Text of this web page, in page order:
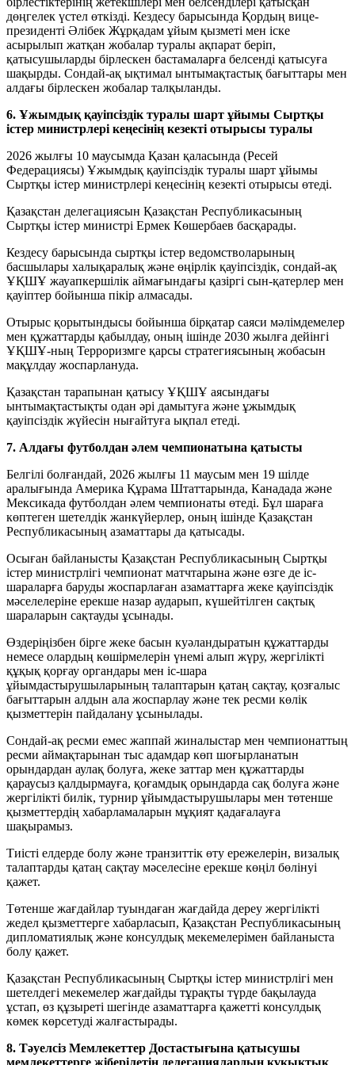
дөңгелек үстел өткізді. Кездесу барысында Қордың вице-
президенті Әлібек Жұрқадам ұйым қызметі мен іске
асырылып жатқан жобалар туралы ақпарат беріп,
қатысушыларды бірлескен бастамаларға белсенді қатысуға
шақырды. Сондай-ақ ықтимал ынтымақтастық бағыттары мен
алдағы бірлескен жобалар талқыланды.
6. Ұжымдық қауіпсіздік туралы шарт ұйымы Сыртқы
істер министрлері кеңесінің кезекті отырысы туралы
2026 жылғы 10 маусымда Қазан қаласында (Ресей
Федерациясы) Ұжымдық қауіпсіздік туралы шарт ұйымы
Сыртқы істер министрлері кеңесінің кезекті отырысы өтеді.
Қазақстан делегациясын Қазақстан Республикасының
Сыртқы істер министрі Ермек Көшербаев басқарады.
Кездесу барысында сыртқы істер ведомстволарының
басшылары халықаралық және өңірлік қауіпсіздік, сондай-ақ
ҰҚШҰ жауапкершілік аймағындағы қазіргі сын-қатерлер мен
қауіптер бойынша пікір алмасады.
Отырыс қорытындысы бойынша бірқатар саяси мәлімдемелер
мен құжаттарды қабылдау, оның ішінде 2030 жылға дейінгі
ҰҚШҰ-ның Терроризмге қарсы стратегиясының жобасын
мақұлдау жоспарлануда.
Қазақстан тарапынан қатысу ҰҚШҰ аясындағы
ынтымақтастықты одан әрі дамытуға және ұжымдық
қауіпсіздік жүйесін нығайтуға ықпал етеді.
7. Алдағы футболдан әлем чемпионатына қатысты
Белгілі болғандай, 2026 жылғы 11 маусым мен 19 шілде
аралығында Америка Құрама Штаттарында, Канадада және
Мексикада футболдан әлем чемпионаты өтеді. Бұл шараға
көптеген шетелдік жанкүйерлер, оның ішінде Қазақстан
Республикасының азаматтары да қатысады.
Осыған байланысты Қазақстан Республикасының Сыртқы
істер министрлігі чемпионат матчтарына және өзге де іс-
шараларға баруды жоспарлаған азаматтарға жеке қауіпсіздік
мәселелеріне ерекше назар аударып, күшейтілген сақтық
шараларын сақтауды ұсынады.
Өздеріңізбен бірге жеке басын куәландыратын құжаттарды
немесе олардың көшірмелерін үнемі алып жүру, жергілікті
құқық қорғау органдары мен іс-шара
ұйымдастырушыларының талаптарын қатаң сақтау, қозғалыс
бағыттарын алдын ала жоспарлау және тек ресми көлік
қызметтерін пайдалану ұсынылады.
Сондай-ақ ресми емес жаппай жиналыстар мен чемпионаттың
ресми аймақтарынан тыс адамдар көп шоғырланатын
орындардан аулақ болуға, жеке заттар мен құжаттарды
қараусыз қалдырмауға, қоғамдық орындарда сақ болуға және
жергілікті билік, турнир ұйымдастырушылары мен төтенше
қызметтердің хабарламаларын мұқият қадағалауға
шақырамыз.
Тиісті елдерде болу және транзиттік өту ережелерін, визалық
талаптарды қатаң сақтау мәселесіне ерекше көңіл бөлінуі
қажет.
Төтенше жағдайлар туындаған жағдайда дереу жергілікті
жедел қызметтерге хабарласып, Қазақстан Республикасының
дипломатиялық және консулдық мекемелерімен байланыста
болу қажет.
Қазақстан Республикасының Сыртқы істер министрлігі мен
шетелдегі мекемелер жағдайды тұрақты түрде бақылауда
ұстап, өз құзыреті шегінде азаматтарға қажетті консулдық
көмек көрсетуді жалғастырады.
8. Тәуелсіз Мемлекеттер Достастығына қатысушы